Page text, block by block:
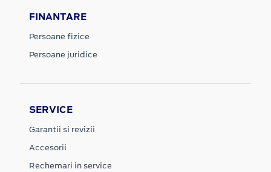
FINANTARE
Persoane fizice
Persoane juridice
SERVICE
Garantii si revizii
Accesorii
Rechemari in service